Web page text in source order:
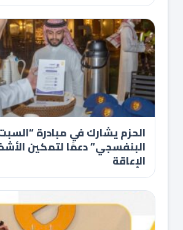
الحزم يشارك في مبادرة
البنفسجي” دعمًا لتمكين
الإعاقة